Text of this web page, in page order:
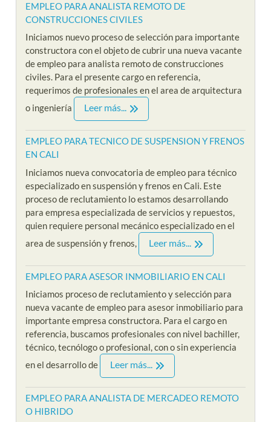
EMPLEO PARA ANALISTA REMOTO DE
CONSTRUCCIONES CIVILES
Iniciamos nuevo proceso de selección para importante
constructora con el objeto de cubrir una nueva vacante
de empleo para analista remoto de construcciones
civiles. Para el presente cargo en referencia,
requerimos de profesionales en el area de arquitectura
o ingeniería
Leer más...
EMPLEO PARA TECNICO DE SUSPENSION Y FRENOS
EN CALI
Iniciamos nueva convocatoria de empleo para técnico
especializado en suspensión y frenos en Cali. Este
proceso de reclutamiento lo estamos desarrollando
para empresa especializada de servicios y repuestos,
quien requiere personal mecánico especializado en el
area de suspensión y frenos,
Leer más...
EMPLEO PARA ASESOR INMOBILIARIO EN CALI
Iniciamos proceso de reclutamiento y selección para
nueva vacante de empleo para asesor inmobiliario para
importante empresa constructora. Para el cargo en
referencia, buscamos profesionales con nivel bachiller,
técnico, tecnólogo o profesional, con o sin experiencia
en el desarrollo de
Leer más...
EMPLEO PARA ANALISTA DE MERCADEO REMOTO
O HIBRIDO